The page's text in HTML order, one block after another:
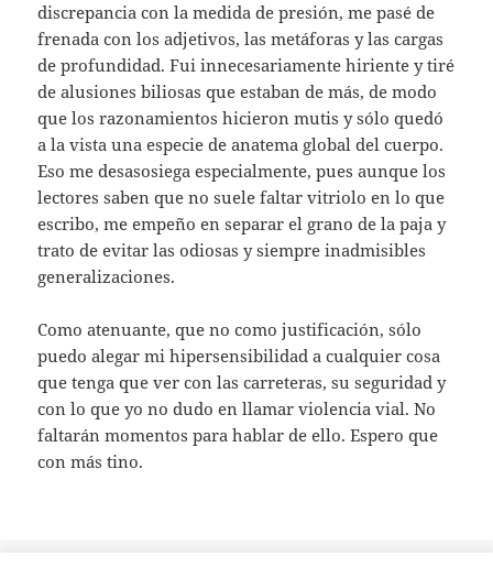
discrepancia con la medida de presión, me pasé de
frenada con los adjetivos, las metáforas y las cargas
de profundidad. Fui innecesariamente hiriente y tiré
de alusiones biliosas que estaban de más, de modo
que los razonamientos hicieron mutis y sólo quedó
a la vista una especie de anatema global del cuerpo.
Eso me desasosiega especialmente, pues aunque los
lectores saben que no suele faltar vitriolo en lo que
escribo, me empeño en separar el grano de la paja y
trato de evitar las odiosas y siempre inadmisibles
generalizaciones.
Como atenuante, que no como justificación, sólo
puedo alegar mi hipersensibilidad a cualquier cosa
que tenga que ver con las carreteras, su seguridad y
con lo que yo no dudo en llamar violencia vial. No
faltarán momentos para hablar de ello. Espero que
con más tino.